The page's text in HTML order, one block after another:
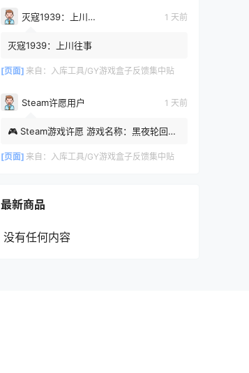
灭寇1939：上川往事 1 天前
灭寇1939：上川往事
[页面] 来自： 入库工具/GY游戏盒子反馈集中贴
Steam许愿用户 1 天前
🎮 Steam游戏许愿 游戏名称：黑夜轮回
08-05 22:51:07
[页面] 来自： 入库工具/GY游戏盒子反馈集中贴
最新商品
没有任何内容